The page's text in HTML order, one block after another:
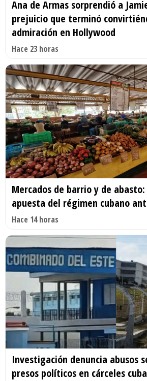
Ana de Armas sorprendió a
prejuicio que terminó
admiración en Hollywood
Hace 23 horas
Mercados de barrio y de
apuesta del régimen cubano
Hace 14 horas
Investigación denuncia abusos
presos políticos en cárceles